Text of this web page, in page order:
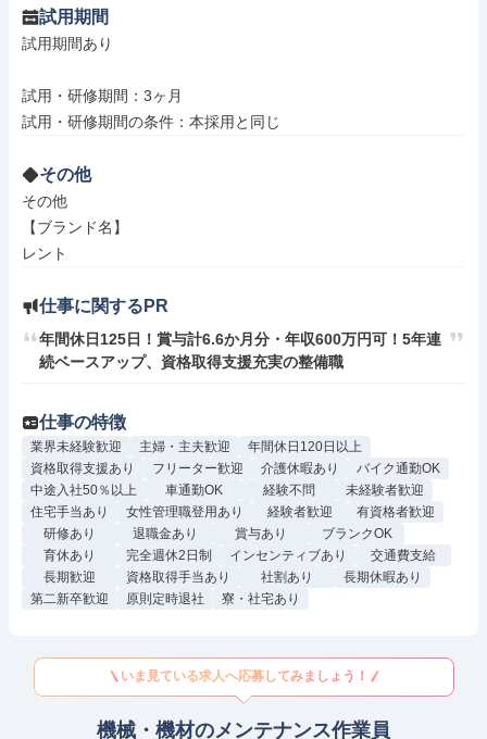
試用期間
試用期間あり
試用・研修期間：3ヶ月
その他
その他
【ブランド名】
レント
仕事に関するPR
年間休日125日！賞与計6.6か月分・年収600万円可！5年連
続ベースアップ、資格取得支援充実の整備職
仕事の特徴
業界未経験歓迎 主婦・主夫歓迎
年間休日120日以上
資格取得支援あり
フリーター歓迎 介護休暇あり
バイク通勤OK
中途入社50％以上
車通勤OK 経験不問
未経験者歓迎
住宅手当あり
女性管理職登用あり 経験者歓迎
有資格者歓迎
研修あり
退職金あり 賞与あり
ブランクOK
育休あり
完全週休2日制 インセンティブあり
交通費支給
長期歓迎
資格取得手当あり 社割あり
長期休暇あり
第二新卒歓迎
原則定時退社 寮・社宅あり
いま見ている求人へ応募してみましょう！
機械・機材のメンテナンス作業員